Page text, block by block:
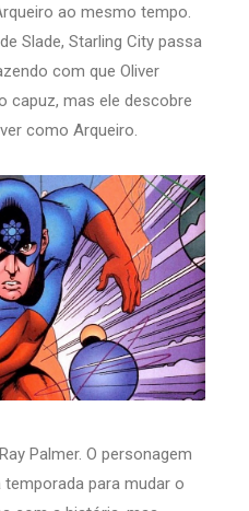
ao mesmo tempo.
Slade, Starling City passa
com que Oliver
capuz, mas ele descobre
como Arqueiro.
Palmer. O personagem
para mudar o